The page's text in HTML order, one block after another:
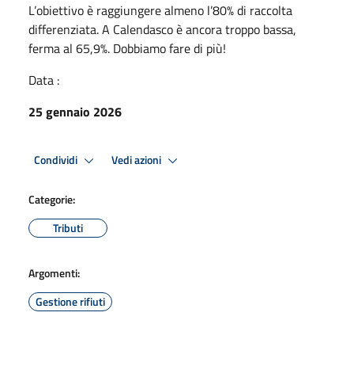
L’obiettivo è raggiungere almeno l’80% di raccolta
differenziata. A Calendasco è ancora troppo bassa,
ferma al 65,9%. Dobbiamo fare di più!
Data :
25 gennaio 2026
Condividi Vedi azioni
Categorie:
Tributi
Argomenti:
Gestione rifiuti